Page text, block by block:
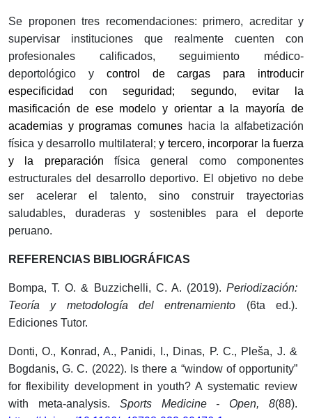
Se proponen tres recomendaciones: primero, acreditar y
supervisar instituciones que realmente cuenten con
profesionales calificados, seguimiento médico-
deportológico y control de cargas para introducir
especificidad con seguridad; segundo, evitar la
masificación de ese modelo y orientar a la mayoría de
academias y programas comunes hacia la alfabetización
física y desarrollo multilateral; y tercero, incorporar la fuerza
y la preparación física general como componentes
estructurales del desarrollo deportivo. El objetivo no debe
ser acelerar el talento, sino construir trayectorias
saludables, duraderas y sostenibles para el deporte
peruano.
REFERENCIAS BIBLIOGRÁFICAS
Bompa, T. O. & Buzzichelli, C. A. (2019). Periodización:
Teoría y metodología del entrenamiento (6ta ed.).
Ediciones Tutor.
Donti, O., Konrad, A., Panidi, I., Dinas, P. C., Pleša, J. &
Bogdanis, G. C. (2022). Is there a “window of opportunity”
for flexibility development in youth? A systematic review
with meta-analysis. Sports Medicine - Open, 8(88).